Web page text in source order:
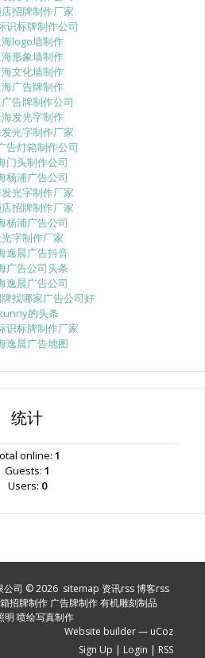
招牌制作厂家
识标牌制作公司
logo墙制作
形象墙制作
文化墙制作
广告牌制作
告牌制作公司
发光字制作
光字制作厂家
告灯箱制作公司
门头制作公司
杨浦广告公司
光字制作厂家
招牌制作厂家
杨浦广告公司
字制作厂家
逸晨广告抖音
广告公司头条
逸晨广告公司
找哪家广告公司好
的头条
识标牌制作厂家
逸晨广告地图
统计
online: 1
Guests: 1
Users: 0
公司 © 2026 sitemap 资讯rss博客rss
招牌制作广告牌制作有机雕刻制品
明 喷绘写真制作
Website builder— uCoz
Sign Up
Login RSS